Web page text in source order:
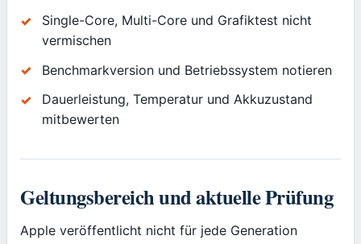
Single-Core, Multi-Core und Grafiktest nicht
vermischen
Benchmarkversion und Betriebssystem notieren
Dauerleistung, Temperatur und Akkuzustand
mitbewerten
Geltungsbereich und aktuelle Prüfung
Apple veröffentlicht nicht für jede Generation